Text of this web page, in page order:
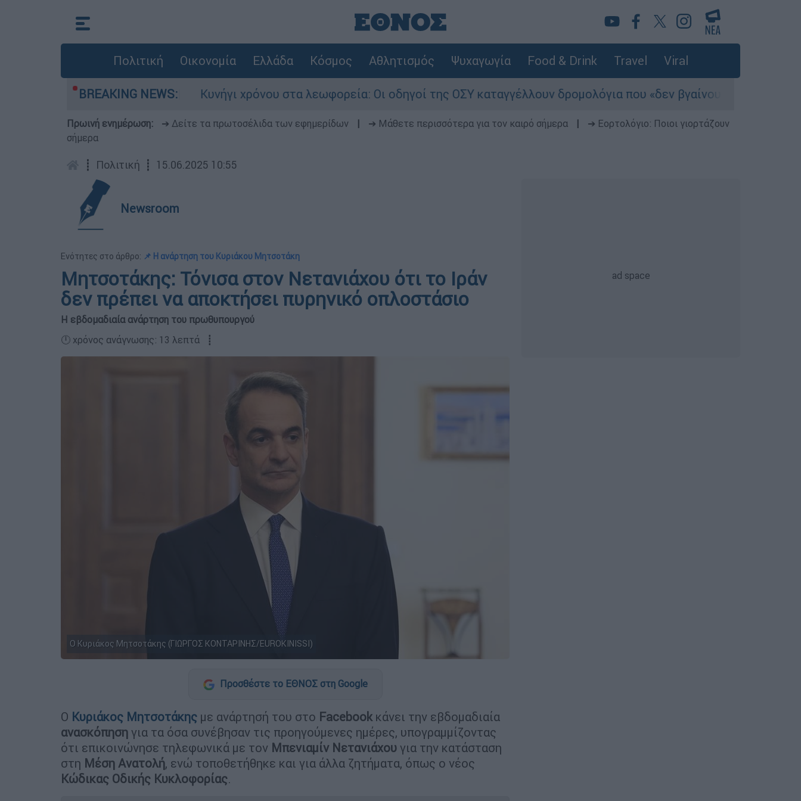
Πολιτική Οικονομία Ελλάδα Κόσμος Αθλητισμός Ψυχαγωγία Food & Drink Travel Viral
BREAKING NEWS:
οι ΗΠΑ Κυνήγι χρόνου στα λεωφορεία: Οι οδηγοί της ΟΣΥ καταγγέλλουν δρομολόγια που «δεν βγαίνουν» και προειδοποιούν για
Πρωινή ενημέρωση: ➔ Δείτε τα πρωτοσέλιδα των εφημερίδων ➔ Μάθετε περισσότερα για τον καιρό σήμερα
➔ Εορτολόγιο: Ποιοι γιορτάζουν
σήμερα
┋ Πολιτική ┋ 15.06.2025 10:55
Newsroom
Ενότητες στο άρθρο: 📌 Η ανάρτηση του Κυριάκου Μητσοτάκη
Μητσοτάκης: Τόνισα στον Νετανιάχου ότι το Ιράν
δεν πρέπει να αποκτήσει πυρηνικό οπλοστάσιο
Η εβδομαδιαία ανάρτηση του πρωθυπουργού
🕛 χρόνος ανάγνωσης: 13 λεπτά ┋
Ο Κυριάκος Μητσοτάκης (ΓΙΩΡΓΟΣ ΚΟΝΤΑΡΙΝΗΣ/EUROKINISSI)
Προσθέστε το ΕΘΝΟΣ στη Google
Ο Κυριάκος Μητσοτάκης με ανάρτησή του στο Facebook κάνει την εβδομαδιαία
ανασκόπηση για τα όσα συνέβησαν τις προηγούμενες ημέρες, υπογραμμίζοντας
ότι επικοινώνησε τηλεφωνικά με τον Μπενιαμίν Νετανιάχου για την κατάσταση
στη Μέση Ανατολή, ενώ τοποθετήθηκε και για άλλα ζητήματα, όπως ο νέος
Κώδικας Οδικής Κυκλοφορίας.